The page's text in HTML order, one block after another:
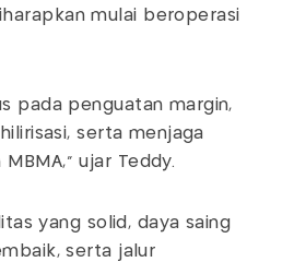
mulai beroperasi
pada penguatan margin,
serta menjaga
ujar Teddy.
yang solid, daya saing
serta jalur